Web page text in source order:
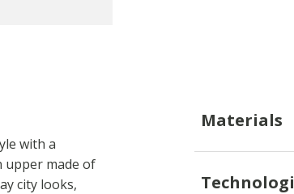
with a
upper made of
city looks,
Materials